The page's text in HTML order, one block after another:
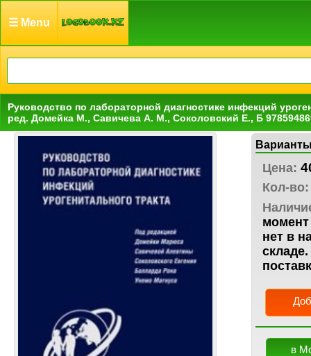
☰ Menu
Руководство по лабораторной диагностике инфекций
ред. Домейка М., Савичева А. М., Соколовский Е., Б
Цена:
Кол-во:
момент
нет в
в